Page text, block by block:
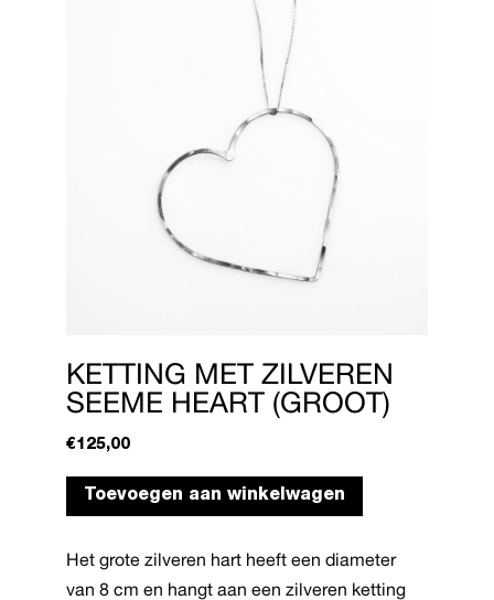
KETTING MET ZILVEREN
SEEME HEART (GROOT)
€125,00
Toevoegen aan winkelwagen
Het grote zilveren hart heeft een diameter
van 8 cm en hangt aan een zilveren ketting